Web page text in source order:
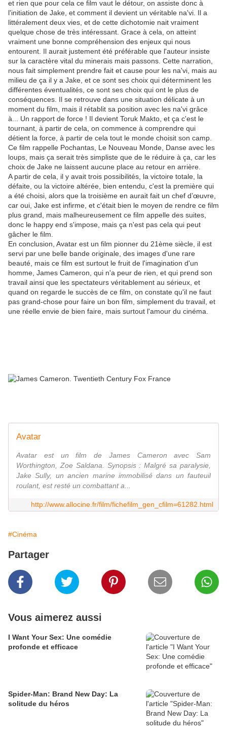
et rien que pour cela ce film vaut le détour, on assiste donc à
l'initiation de Jake, et comment il devient un véritable na'vi. Il a
littéralement deux vies, et de cette dichotomie nait vraiment
quelque chose de très intéressant. Grace à cela, on atteint
vraiment une bonne compréhension des enjeux qui nous
entourent. Il aurait justement été préférable que l'auteur insiste
sur la caractère vital du minerais mais passons. Cette narration,
nous fait simplement prendre fait et cause pour les na'vi, mais au
milieu de ça il y a Jake, et ce sont ses choix qui déterminent les
différentes éventualités, ce sont ses choix qui ont le plus de
conséquences. Il se retrouve dans une situation délicate à un
moment du film, mais il rétablit sa position avec les na'vi grâce
à... Un rapport de force ! Il devient Toruk Makto, et ça c'est le
tournant, à partir de cela, on commence à comprendre qui
détient la force, à partir de cela tout le monde choisit son camp.
Ce film rappelle Pochantas, Le Nouveau Monde, Danse avec les
loups, mais ça serait très simpliste que de le réduire à ça, car les
choix de Jake ne laissent aucune place au retour en arrière.
A partir de cela, il y avait trois possibilités, la victoire totale, la
défaite, ou la victoire altérée, bien entendu, c'est la première qui
a été choisi, alors que la troisième en aurait fait un chef d’œuvre,
car oui, Jake est infirme, et c'était bien le moyen de rendre ce film
plus grand, mais malheureusement ce film appelle des suites,
donc le happy end s'impose, mais ça n'est pas cela qui peut
gâcher le film.
En conclusion, Avatar est un film pionner du 21ème siècle, il est
servi par une belle bande originale, des images d'une rare
beauté, mais ce film est surtout le fruit de l'imagination d'un
homme, James Cameron, qui n'a peur de rien, et qui prend son
travail ainsi que les spectateurs véritablement au sérieux, et
quand on regarde le succès de ce film, on constate qu'il ne faut
pas grand-chose pour faire un bon film, simplement du travail, et
une réelle envie de bien faire, mais surtout l'amour du cinéma.
Avatar
Avatar est un film de James Cameron avec Sam
Worthington, Zoe Saldana. Synopsis : Malgré sa paralysie,
Jake Sully, un ancien marine immobilisé dans un fauteuil
roulant, est resté un combattant a...
http://www.allocine.fr/film/fichefilm_gen_cfilm=61282.html
#Cinéma
Partager
Vous aimerez aussi
I Want Your Sex: Une comédie
profonde et efficace
Spider-Man: Brand New Day: La
solitude du héros